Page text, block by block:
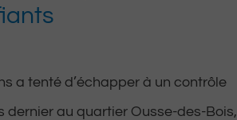
a tenté d’échapper à un contrôle
au quartier Ousse-des-Bois,